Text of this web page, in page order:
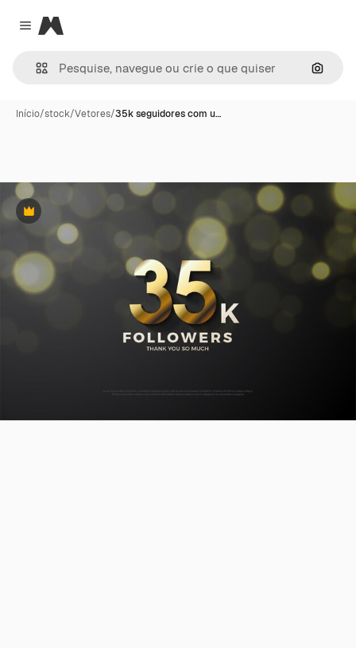
Close menu
Magnific
Início/stock/Vetores/35k seguidores com u…
Premium